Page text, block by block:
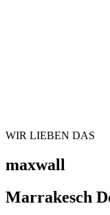
WIR LIEBEN DAS
maxwall
Marrakesch